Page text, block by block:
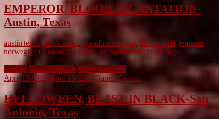
EMPEROR, BLOOD INCANTATION-
Austin, Texas
austin texas, black metal, blood incantation, death metal emperor,
norwegian black metal, radio east, symphonic black metal
Gallery Show Reviews Video Concerts
April 15, 2026April 15, 2026Darren Cowan
HELLOWEEN, BEAST IN BLACK-San
Antonio, Texas